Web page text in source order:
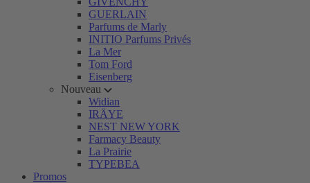
GUERLAIN
Parfums de Marly
INITIO Parfums Privés
La Mer
Tom Ford
Eisenberg
Nouveau
Widian
IRÄYE
NEST NEW YORK
Farmacy Beauty
La Prairie
TYPEBEA
Promos